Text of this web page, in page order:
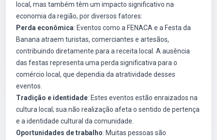
local, mas também têm um impacto significativo na
economia da região, por diversos fatores:
Perda econômica: Eventos como a FENACA e a Festa da
Banana atraem turistas, comerciantes e artesãos,
contribuindo diretamente para a receita local. A ausência
das festas representa uma perda significativa para o
comércio local, que dependia da atratividade desses
eventos.
Tradição e identidade: Estes eventos estão enraizados na
cultura local; sua não realização afeta o sentido de pertença
e a identidade cultural da comunidade.
Oportunidades de trabalho: Muitas pessoas são